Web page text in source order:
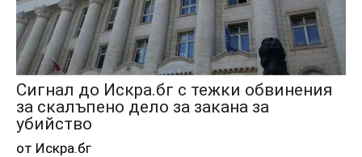
Сигнал до Искра.бг с тежки обвинения
за скалъпено дело за закана за
убийство
от Искра.бг